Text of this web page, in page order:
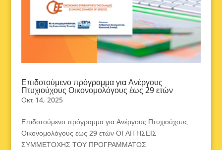
Επιδοτούμενο πρόγραμμα για Ανέργους
Πτυχιούχους Οικονομολόγους έως 29 ετών
Οκτ 14, 2025
Επιδοτούμενο πρόγραμμα για Ανέργους Πτυχιούχους
Οικονομολόγους έως 29 ετών ΟΙ ΑΙΤΗΣΕΙΣ
ΣΥΜΜΕΤΟΧΗΣ ΤΟΥ ΠΡΟΓΡΑΜΜΑΤΟΣ